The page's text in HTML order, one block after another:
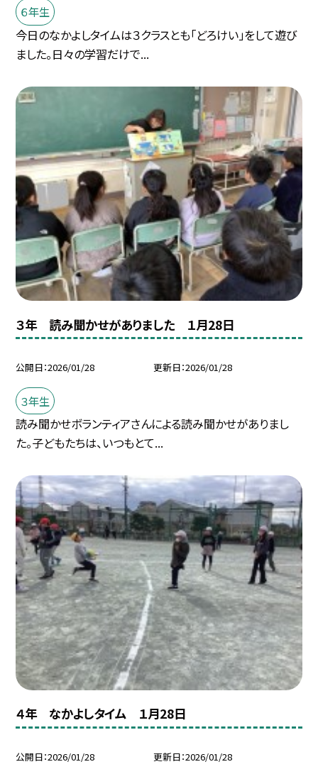
６年生
今日のなかよしタイムは３クラスとも「どろけい」をして遊び
ました。日々の学習だけで...
３年 読み聞かせがありました １月28日
公開日 2026/01/28 更新日 2026/01/28
３年生
読み聞かせボランティアさんによる読み聞かせがありまし
た。子どもたちは、いつもとて...
４年 なかよしタイム １月28日
公開日 2026/01/28 更新日 2026/01/28